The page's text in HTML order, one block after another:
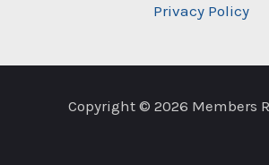
Privacy Policy
Copyright © 2026 Members